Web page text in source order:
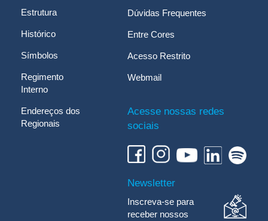
Estrutura
Histórico
Símbolos
Regimento
Interno
Endereços dos
Regionais
Dúvidas Frequentes
Entre Cores
Acesso Restrito
Webmail
Acesse nossas redes
sociais
Newsletter
Inscreva-se para
receber nossos